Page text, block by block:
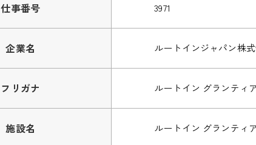
仕事番号 3971
企業名 ルートインジャパン株
フリガナ ルートイン グランティ
施設名 ルートイン グランティ